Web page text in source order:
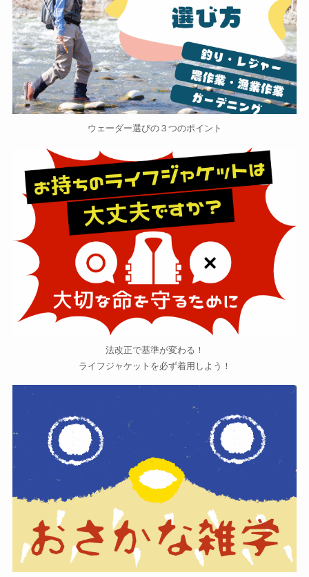
ウェーダー選びの３つのポイント
法改正で基準が変わる！
ライフジャケットを必ず着用しよう！